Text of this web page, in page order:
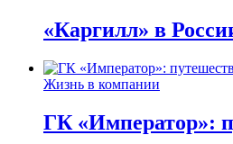
«Каргилл» в
Жизнь в компании
ГК «Император»: